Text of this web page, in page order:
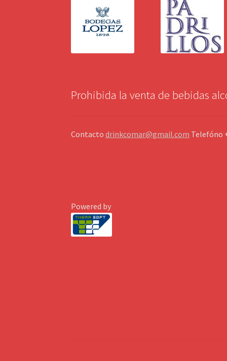
Prohibida la venta de bebidas
Contactodrinkcomar@gmail.com Telefóno
Powered by